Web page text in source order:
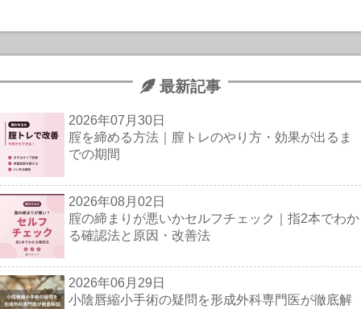
最新記事
2026年07月30日
腟を締める方法｜膣トレのやり方・効果が出るま
での期間
2026年08月02日
腟の締まりが悪いかセルフチェック｜指2本でわか
る確認法と原因・改善法
2026年06月29日
小陰唇縮小手術の疑問を形成外科専門医が徹底解